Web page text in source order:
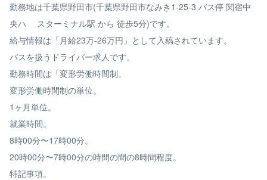
勤務地は千葉県野田市(千葉県野田市なみき1-25-3 バス停 関宿中
央ハ ゙スターミナル駅 から 徒歩5分)です。
給与情報は「月給23万-26万円」として入稿されています。
バスを扱うドライバー求人です。
勤務時間は「変形労働時間制。
変形労働時間制の単位。
1ヶ月単位。
就業時間。
8時00分〜17時00分。
20時00分〜7時00分の時間の間の8時間程度。
特記事項。